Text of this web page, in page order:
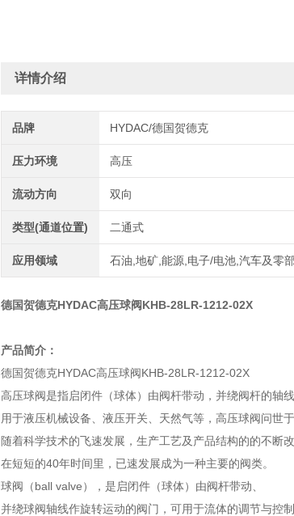
详情介绍
品牌 HYDAC/德国贺德克
压力环境 高压
流动方向 双向
类型(通道位置) 二通式
应用领域 石油,地矿,能源,电子/电池,汽车及零
德国贺德克HYDAC高压球阀KHB-28LR-1212-02X
产品简介：
德国贺德克HYDAC高压球阀KHB-28LR-1212-02X
高压球阀是指启闭件（球体）由阀杆带动，并绕阀杆的轴
用于液压机械设备、液压开关、天然气等，高压球阀问世
随着科学技术的飞速发展，生产工艺及产品结构的的不断改
在短短的40年时间里，已速发展成为一种主要的阀类。
球阀（ball valve），是启闭件（球体）由阀杆带动、
并绕球阀轴线作旋转运动的阀门，可用于流体的调节与控制